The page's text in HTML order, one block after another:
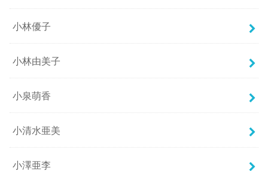
小林優子
小林由美子
小泉萌香
小清水亜美
小澤亜李